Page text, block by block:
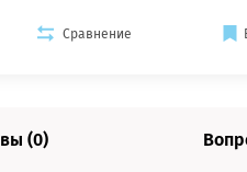
Сравнение
(0)